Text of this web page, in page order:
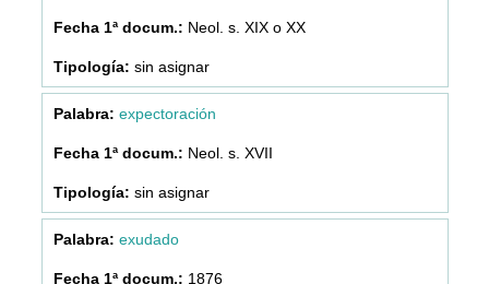
Neol. s. XIX o XX
sin asignar
expectoración
Neol. s. XVII
sin asignar
exudado
1876